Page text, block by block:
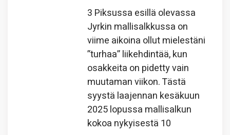
3 Piksussa esillä olevassa
Jyrkin mallisalkkussa on
viime aikoina ollut mielestäni
”turhaa” liikehdintää, kun
osakkeita on pidetty vain
muutaman viikon. Tästä
syystä laajennan kesäkuun
2025 lopussa mallisalkun
kokoa nykyisestä 10